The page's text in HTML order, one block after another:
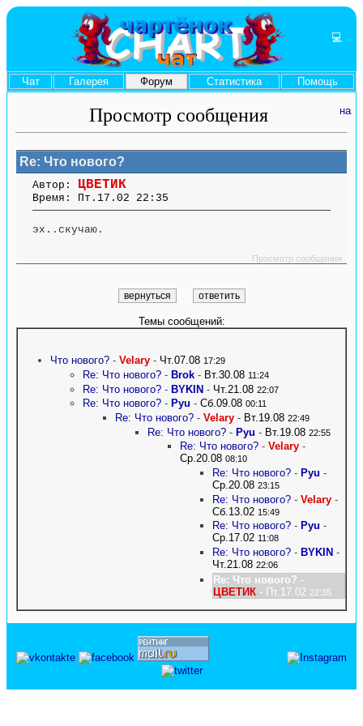
💻
Чат Галерея Форум Статистика Помощь
Просмотр сообщения
Re: Что нового?
Автор: ЦВЕТИК
Время: Пт.17.02 22:35
эх..скучаю.
Просмотр сообщения
Темы сообщений:
Что нового? - Velary - Чт.07.08 17:29
Re: Что нового? - Brok - Вт.30.08 11:24
Re: Что нового? - BYKIN - Чт.21.08 22:07
Re: Что нового? - Pyu - Сб.09.08 00:11
Re: Что нового? - Velary - Вт.19.08 22:49
Re: Что нового? - Pyu - Вт.19.08 22:55
Re: Что нового? - Velary -
Ср.20.08 08:10
Re: Что нового? - Pyu -
Ср.20.08 23:15
Re: Что нового? - Velary -
Сб.13.02 15:49
Re: Что нового? - Pyu -
Ср.17.02 11:08
Re: Что нового? - BYKIN -
Чт.21.08 22:06
Re: Что нового? -
ЦВЕТИК - Пт.17.02 22:35